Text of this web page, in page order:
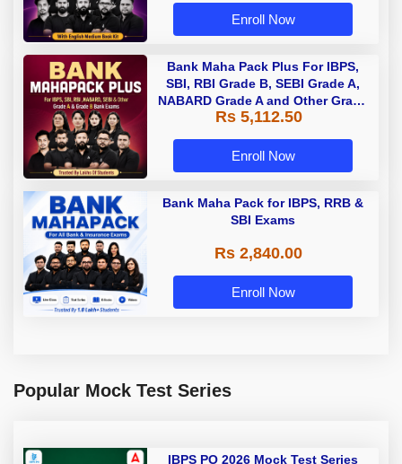
Enroll Now
Bank Maha Pack Plus For IBPS,
SBI, RBI Grade B, SEBI Grade A,
NABARD Grade A and Other Grade
A & Grade B Bank Exams
Rs 5,112.50
Enroll Now
Bank Maha Pack for IBPS, RRB &
SBI Exams
Rs 2,840.00
Enroll Now
Popular Mock Test Series
IBPS PO 2026 Mock Test Series